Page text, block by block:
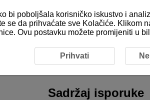
Sadržaj isporuke
bi poboljšala korisničko iskustvo i
se da prihvaćate sve Kolačiće. Klikom
Ovu postavku možete promijeniti u
Prihvati